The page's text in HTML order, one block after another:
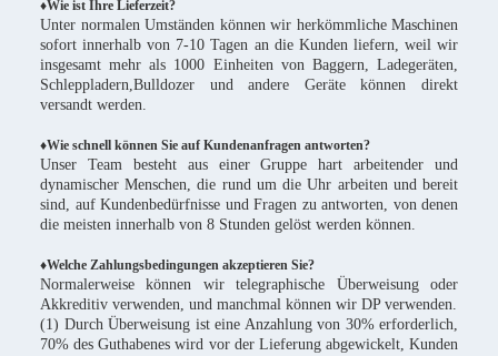
♦Wie ist Ihre Lieferzeit?
Unter normalen Umständen können wir herkömmliche Maschinen
sofort innerhalb von 7-10 Tagen an die Kunden liefern, weil wir
insgesamt mehr als 1000 Einheiten von Baggern, Ladegeräten,
Schleppladern,Bulldozer und andere Geräte können direkt
versandt werden.
♦Wie schnell können Sie auf Kundenanfragen antworten?
Unser Team besteht aus einer Gruppe hart arbeitender und
dynamischer Menschen, die rund um die Uhr arbeiten und bereit
sind, auf Kundenbedürfnisse und Fragen zu antworten, von denen
die meisten innerhalb von 8 Stunden gelöst werden können.
♦Welche Zahlungsbedingungen akzeptieren Sie?
Normalerweise können wir telegraphische Überweisung oder
Akkreditiv verwenden, und manchmal können wir DP verwenden.
(1) Durch Überweisung ist eine Anzahlung von 30% erforderlich,
70% des Guthabenes wird vor der Lieferung abgewickelt, Kunden